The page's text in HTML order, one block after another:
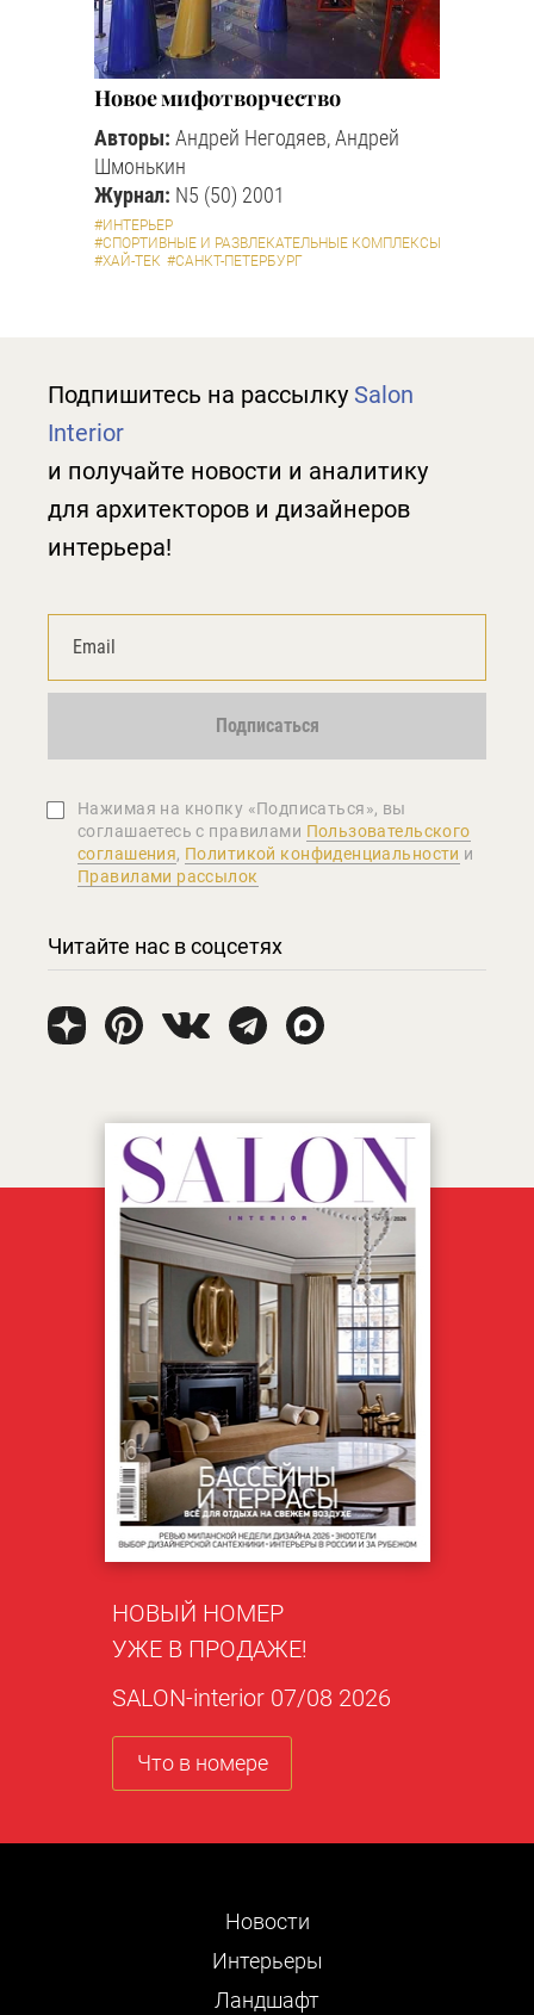
Новое мифотворчество
Авторы: Андрей Негодяев, Андрей
Шмонькин
Журнал: N5 (50) 2001
#ИНТЕРЬЕР
#СПОРТИВНЫЕ И РАЗВЛЕКАТЕЛЬНЫЕ КОМПЛЕКСЫ
#ХАЙ-ТЕК #САНКТ-ПЕТЕРБУРГ
Подпишитесь на рассылку Salon
Interior
и получайте новости и аналитику
для архитекторов и дизайнеров
интерьера!
Подписаться
Нажимая на кнопку «Подписаться», вы
соглашаетеcь с правилами Пользовательского
соглашения, Политикой конфиденциальности и
Правилами рассылок
Читайте нас в соцсетях
НОВЫЙ НОМЕР
УЖЕ В ПРОДАЖЕ!
SALON-interior 07/08 2026
Что в номере
Новости
Интерьеры
Ландшафт